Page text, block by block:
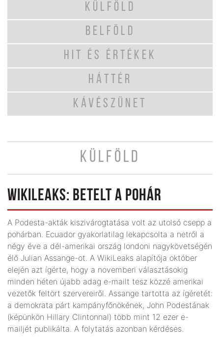
KÜLFÖLD
BELFÖLD
HIT ÉS ÉRTÉKEK
HÁTTÉR
KÁVÉSZÜNET
KÜLFÖLD
WIKILEAKS: BETELT A POHÁR
A Podesta-akták kiszivárogtatása volt az utolsó csepp a
pohárban. Ecuador gyakorlatilag lekapcsolta a netről a
négy éve a dél-amerikai ország londoni nagykövetségén
élő Julian Assange-ot. A WikiLeaks alapítója október
elején azt ígérte, hogy a novemberi választásokig
minden héten újabb adag e-mailt tesz közzé amerikai
vezetők feltört szervereiről. Assange tartotta az ígéretét:
a demokrata párt kampányfőnökének, John Podestának
(képünkön Hillary Clintonnal) több mint 12 ezer e-
mailjét publikálta. A folytatás azonban kérdéses.